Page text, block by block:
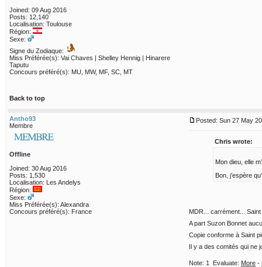
Joined: 09 Aug 2016
Posts: 12,140
Localisation: Toulouse
Région:
Sexe:
Signe du Zodiaque:
Miss Préférée(s): Vai Chaves | Shelley Hennig | Hinarere
Taputu
Concours préféré(s): MU, MW, MF, SC, MT
Back to top
Antho93
Membre
Offline
Joined: 30 Aug 2016
Posts: 1,530
Localisation: Les Andelys
Région:
Sexe:
Miss Préférée(s): Alexandra
Concours préféré(s): France
Posted: Sun 27 May
Chris wrote:
Mon dieu, elle
Bon, j’espère
MDR... carrément...
A part Suzon Bonnet
Copie conforme à Saint
Il y a des comités qui ne
Note: 1 Evaluate: More -